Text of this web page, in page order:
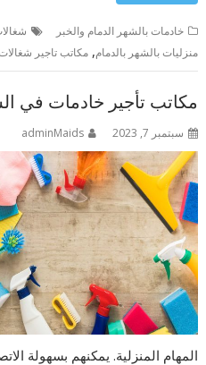
خادمات بالشهر الدمام والخبر
منزليات بالشهر بالدمام,مكاتب تاجير
مكاتب تأجير خادمات في الشرقية
سبتمبر 7, 2023 adminMaids
المهام المنزلية. يمكنهم بسهولة